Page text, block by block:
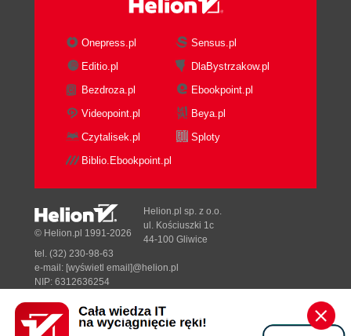
Onepress.pl
Sensus.pl
Editio.pl
DlaBystrzakow.pl
Bezdroza.pl
Ebookpoint.pl
Videopoint.pl
Beya.pl
Czytalisek.pl
Sploty
Biblio.Ebookpoint.pl
Designed with ♥ byTonik.pl
© Helion.pl 1991-2026
Helion.pl sp. z o.o.
ul. Kościuszki 1c
44-100 Gliwice
tel. (32) 230-98-63
e-mail: [wyświetl email]@helion.pl
NIP: 6312636254